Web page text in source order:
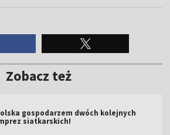
Zobacz też
gospodarzem dwóch kolejnych
siatkarskich!